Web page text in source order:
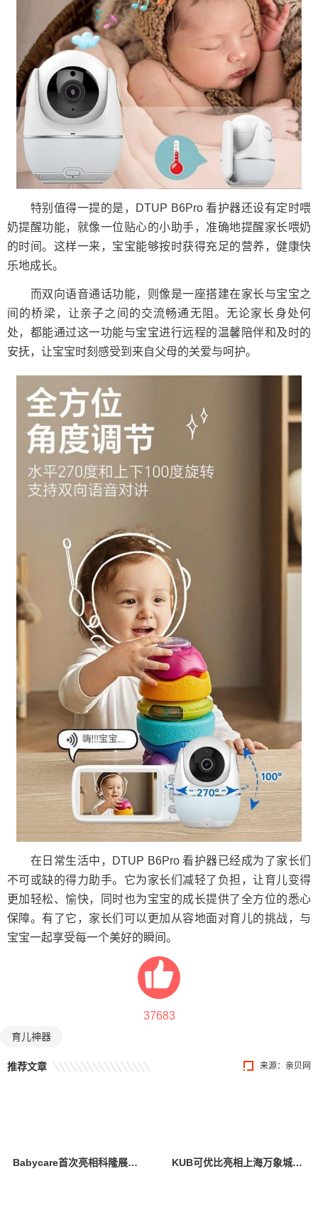
特别值得一提的是，DTUP B6Pro 看护器还设有定时喂
奶提醒功能，就像一位贴心的小助手，准确地提醒家长喂奶
的时间。这样一来，宝宝能够按时获得充足的营养，健康快
乐地成长。
而双向语音通话功能，则像是一座搭建在家长与宝宝之
间的桥梁，让亲子之间的交流畅通无阻。无论家长身处何
处，都能通过这一功能与宝宝进行远程的温馨陪伴和及时的
安抚，让宝宝时刻感受到来自父母的关爱与呵护。
在日常生活中，DTUP B6Pro 看护器已经成为了家长们
不可或缺的得力助手。它为家长们减轻了负担，让育儿变得
更加轻松、愉快，同时也为宝宝的成长提供了全方位的悉心
保障。有了它，家长们可以更加从容地面对育儿的挑战，与
宝宝一起享受每一个美好的瞬间。
37683
育儿神器
来源： 亲贝网
推荐文章
Babycare首次亮相科隆展，创新设计与卓越产品力引全球瞩目 KUB可优比亮相上海万象城，引领自然式养育新风尚